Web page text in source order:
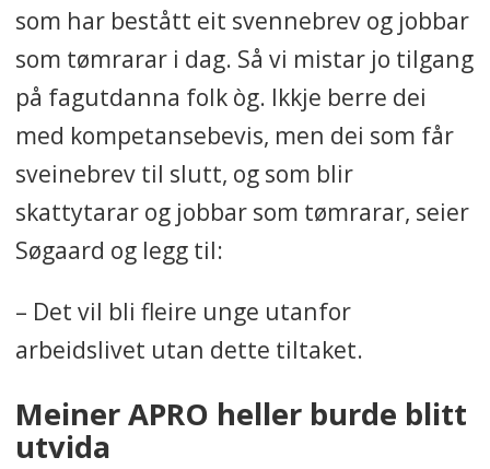
som har bestått eit svennebrev og jobbar
som tømrarar i dag. Så vi mistar jo tilgang
på fagutdanna folk òg. Ikkje berre dei
med kompetansebevis, men dei som får
sveinebrev til slutt, og som blir
skattytarar og jobbar som tømrarar, seier
Søgaard og legg til:
– Det vil bli fleire unge utanfor
arbeidslivet utan dette tiltaket.
Meiner APRO heller burde blitt
utvida